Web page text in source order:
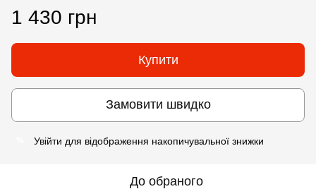
1 430 грн
Купити
Замовити швидко
Увійти для відображення накопичувальної знижки
До обраного